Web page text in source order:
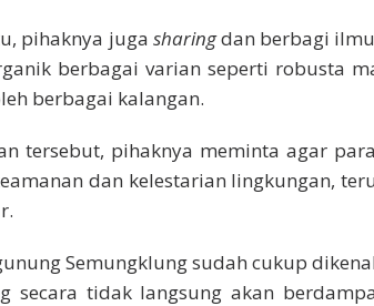
pihaknya juga sharingdan berbagi
berbagai varian seperti robusta
berbagai kalangan.
tersebut, pihaknya meminta agar
dan kelestarian lingkungan,
Semungklung sudah cukup
secara tidak langsung akan